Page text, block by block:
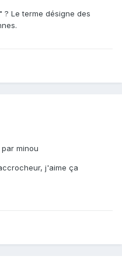
Le terme désigne des
minou
j'aime ça